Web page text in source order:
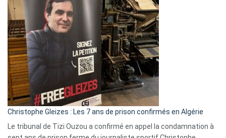
Bas,
Espagne,
Irlande
et
Slovénie
rejettent
la
présence
d’Israël
Christophe Gleizes : Les 7 ans de prison confirmés en Algérie
Le tribunal de Tizi Ouzou a confirmé en appel la condamnation à